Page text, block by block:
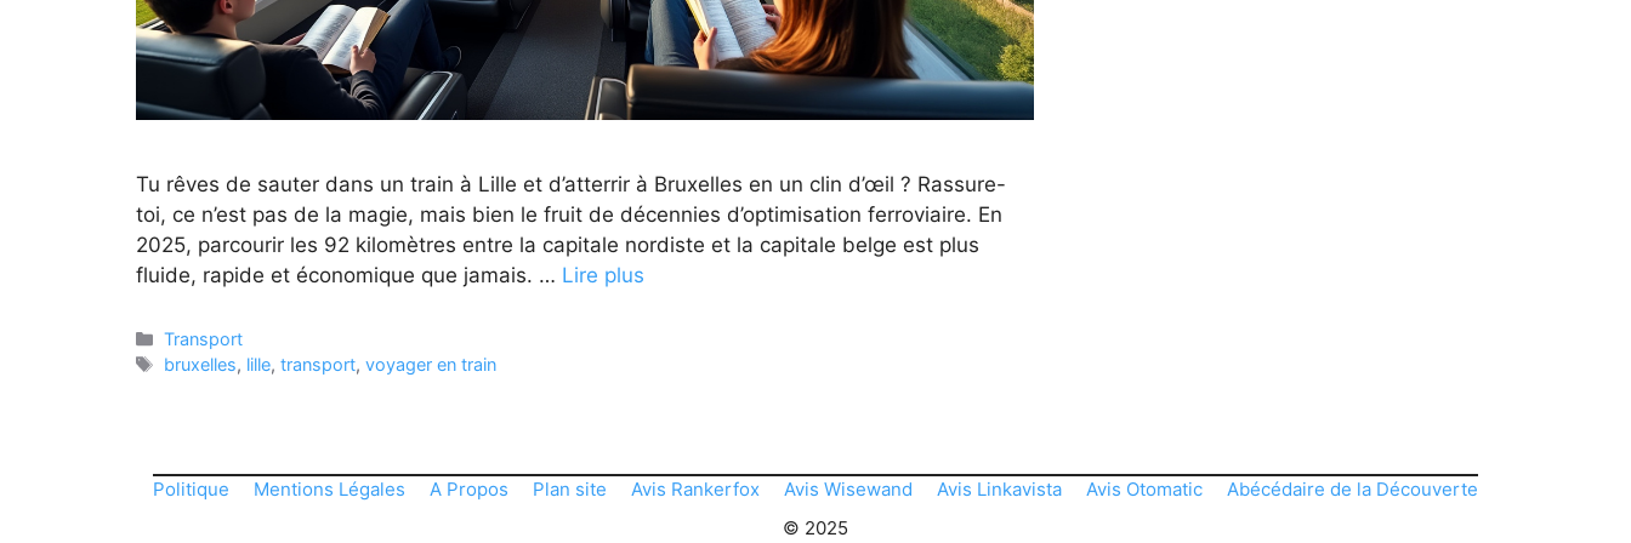
Tu rêves de sauter dans un train à Lille et d’atterrir à Bruxelles en un clin d’œil ? Rassure-
toi, ce n’est pas de la magie, mais bien le fruit de décennies d’optimisation ferroviaire. En
2025, parcourir les 92 kilomètres entre la capitale nordiste et la capitale belge est plus
fluide, rapide et économique que jamais. … Lire plus
Catégories
Transport
Étiquettes
bruxelles, lille,transport,voyager en train
Politique Mentions Légales A Propos Plan site Avis Rankerfox Avis Wisewand Avis Linkavista Avis Otomatic
Abécédaire de la Découverte
© 2025